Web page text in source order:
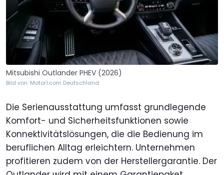
Mitsubishi Outlander PHEV (2026)
Bild von: Motor1.com Deutschland
Die Serienausstattung umfasst grundlegende
Komfort- und Sicherheitsfunktionen sowie
Konnektivitätslösungen, die die Bedienung im
beruflichen Alltag erleichtern. Unternehmen
profitieren zudem von der Herstellergarantie. Der